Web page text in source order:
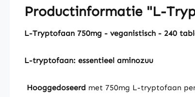
Productinformatie "L-
L-Tryptofaan 750mg - veganistisch - 240
L-tryptofaan: essentieel aminozuu
Hooggedoseerd met 750mg L-tryptofaan